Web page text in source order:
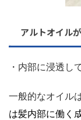
アルトオイル
・内部に浸透し
一般的なオイル
は髪内部に働く